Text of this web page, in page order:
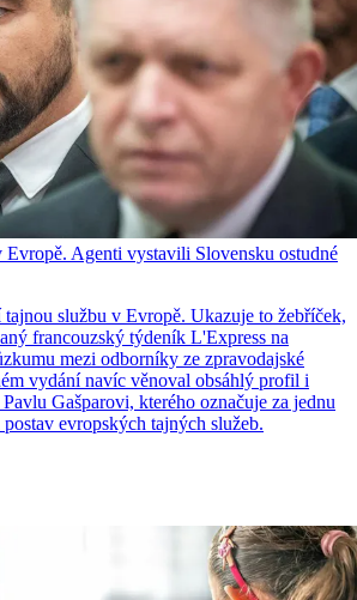
Evropě. Agenti vystavili Slovensku ostudné
tajnou službu v Evropě. Ukazuje to žebříček,
francouzský týdeník L'Express na
mezi odborníky ze zpravodajské
vydání navíc věnoval obsáhlý profil i
Gašparovi, kterého označuje za jednu
evropských tajných služeb.